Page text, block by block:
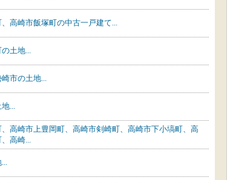
高崎市飯塚町の中古一戸建て...
土地...
市の土地...
...
高崎市上豊岡町、高崎市剣崎町、高崎市下小塙町、高
高崎...